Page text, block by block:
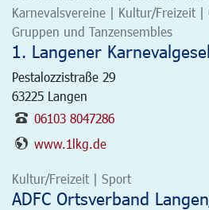
Karnevalsvereine | Kultur/Freizeit |
Gruppen und Tanzensembles
1. Langener
Pestalozzistraße 29
63225 Langen
06103 8047286
www.1lkg.de
Kultur/Freizeit | Sport
ADFC Ortsverband